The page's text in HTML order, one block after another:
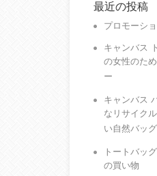
最近の投稿
プロモーシ
キャンバス
の女性のた
ー
キャンバス
なリサイク
い自然バッ
トートバッ
の買い物